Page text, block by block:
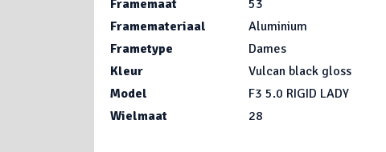
Framemaat
53
Framemateriaal
Aluminium
Frametype
Dames
Kleur
Vulcan black gloss
Model
F3 5.0 RIGID LADY
Wielmaat
28